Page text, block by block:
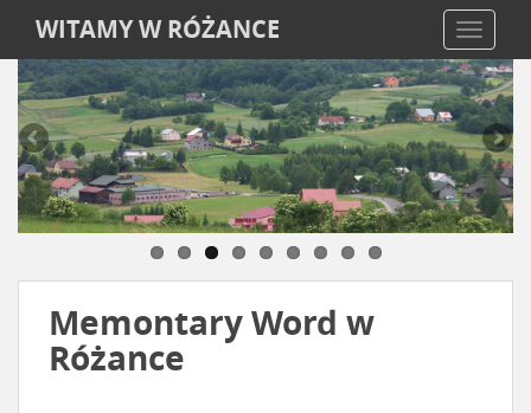
WITAMY W RÓŻANCE
Memontary Word w
Różance